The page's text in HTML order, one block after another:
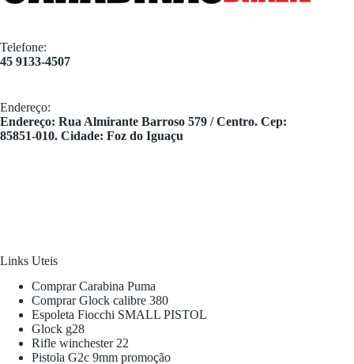
Telefone:
45 9133-4507
Endereço:
​Endereço: Rua Almirante Barroso 579 / Centro. Cep:
85851-010. Cidade: Foz do Iguaçu
Links Uteis
Comprar Carabina Puma
Comprar Glock calibre 380
Espoleta Fiocchi SMALL PISTOL
Glock g28
Rifle winchester 22
Pistola G2c 9mm promoção